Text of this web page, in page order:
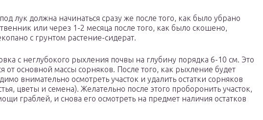
лук должна начинаться сразу же после того, как было убрано
или через 1-2 месяца после того, как было скошено,
с грунтом растение-сидерат.
с неглубокого рыхления почвы на глубину порядка 6-10 см. Это
от основной массы сорняков. После того, как рыхление будет
внимательно осмотреть участок и удалить остатки сорняков
цветы и семена). Желательно после этого проборонить участок,
граблей, и снова его осмотреть на предмет наличия остатков